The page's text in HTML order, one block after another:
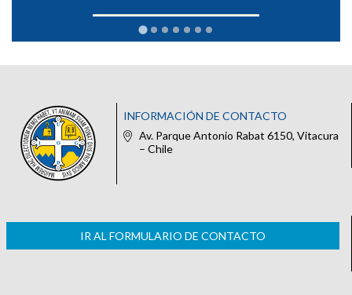
INFORMACIÓN DE CONTACTO
Av. Parque Antonio Rabat 6150, Vitacura
– Chile
IR AL FORMULARIO DE CONTACTO